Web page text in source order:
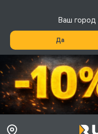
Ваш город
Да